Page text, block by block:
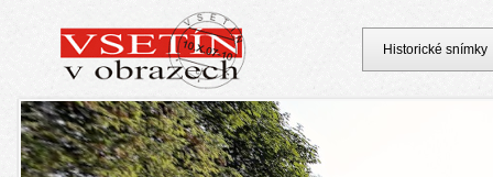
Historické snímky